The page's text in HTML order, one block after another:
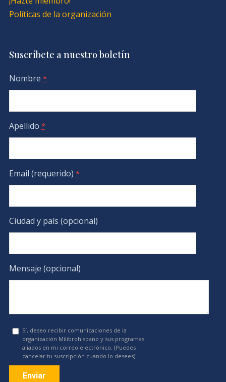
Políticas de la organización
Suscríbete a nuestro boletín
Nombre *
Apellido *
Email (requerido) *
Ciudad y país (opcional)
Mensaje (opcional)
Sí, deseo recibir comunicaciones de la
organización Milibrohispano y sus programas
aliados en mi correo electrónico. (Puedes
cancelar tu suscripción cuando lo desees)